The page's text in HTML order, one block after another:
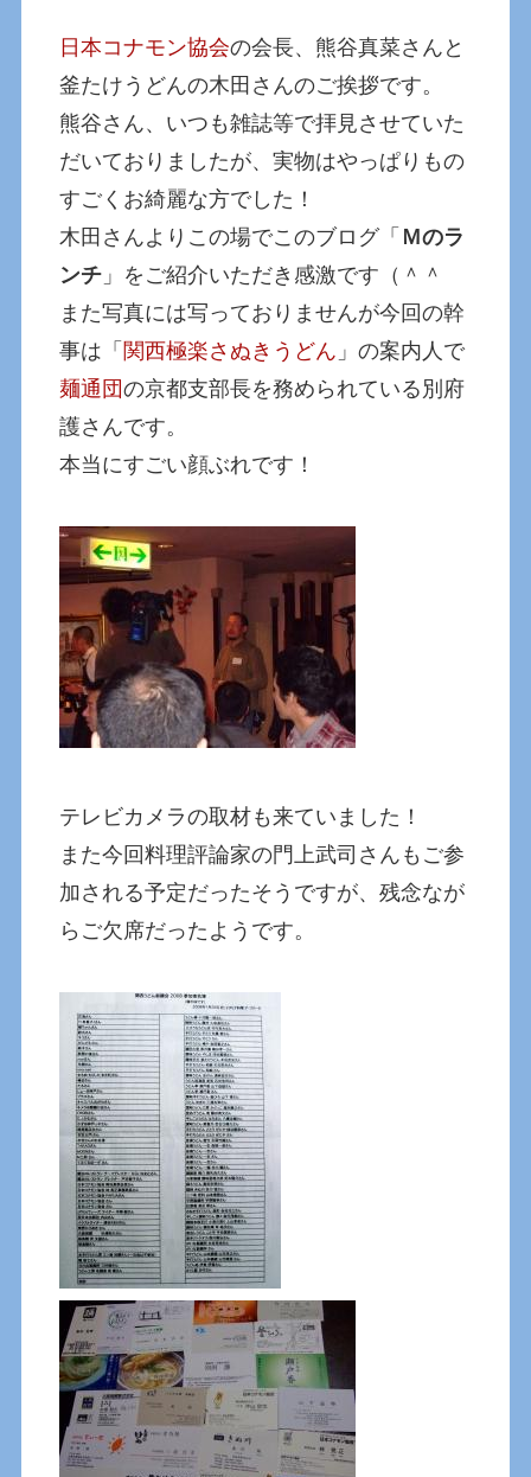
日本コナモン協会の会長、熊谷真菜さんと
釜たけうどんの木田さんのご挨拶です。
熊谷さん、いつも雑誌等で拝見させていた
だいておりましたが、実物はやっぱりもの
すごくお綺麗な方でした！
木田さんよりこの場でこのブログ「 Ｍのラ
ンチ 」をご紹介いただき感激です（＾＾
また写真には写っておりませんが今回の幹
事は「 関西極楽さぬきうどん 」の案内人で
麺通団の京都支部長を務められている別府
護さんです。
本当にすごい顔ぶれです！
テレビカメラの取材も来ていました！
また今回料理評論家の門上武司さんもご参
加される予定だったそうですが、残念なが
らご欠席だったようです。